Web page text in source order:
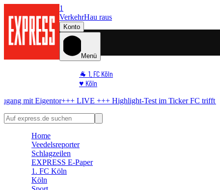
1
VerkehrHau raus
Konto
Menü
🐐 1. FC Köln
♥️ Köln
🏆 Sport
+++ LIVE +++Highlight-Test im TickerFC trifft früh – dann
Home
Veedelsreporter
Schlagzeilen
EXPRESS E-Paper
1. FC Köln
Köln